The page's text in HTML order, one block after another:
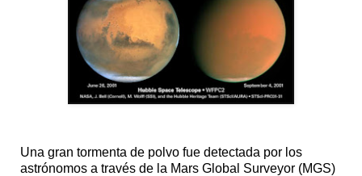
Una gran tormenta de polvo fue detectada por los
astrónomos a través de la Mars Global Surveyor (MGS)